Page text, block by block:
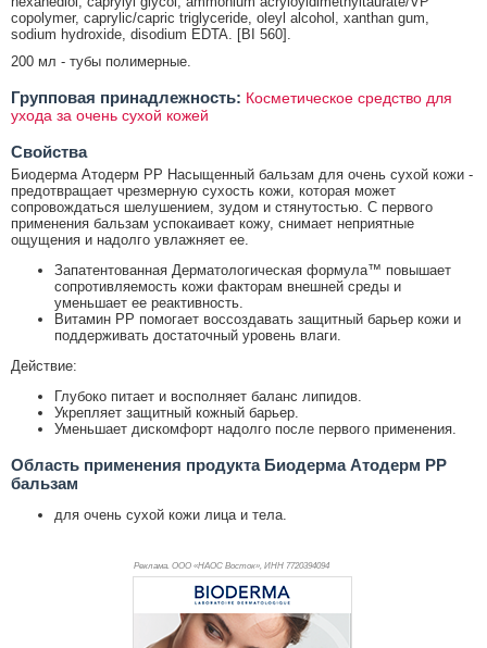
copolymer, caprylic/capric triglyceride, oleyl alcohol, xanthan gum,
sodium hydroxide, disodium EDTA. [BI 560].
200 мл - тубы полимерные.
Групповая принадлежность: Косметическое средство для
ухода за очень сухой кожей
Свойства
Биодерма Атодерм РР Насыщенный бальзам для очень сухой кожи -
предотвращает чрезмерную сухость кожи, которая может
сопровождаться шелушением, зудом и стянутостью. С первого
применения бальзам успокаивает кожу, снимает неприятные
ощущения и надолго увлажняет ее.
Запатентованная Дерматологическая формула™ повышает
сопротивляемость кожи факторам внешней среды и
уменьшает ее реактивность.
Витамин РР помогает воссоздавать защитный барьер кожи и
поддерживать достаточный уровень влаги.
Действие:
Глубоко питает и восполняет баланс липидов.
Укрепляет защитный кожный барьер.
Уменьшает дискомфорт надолго после первого применения.
Область применения продукта Биодерма Атодерм PP
бальзам
для очень сухой кожи лица и тела.
Реклама. ООО «НАОС Восток», ИНН 7720394094